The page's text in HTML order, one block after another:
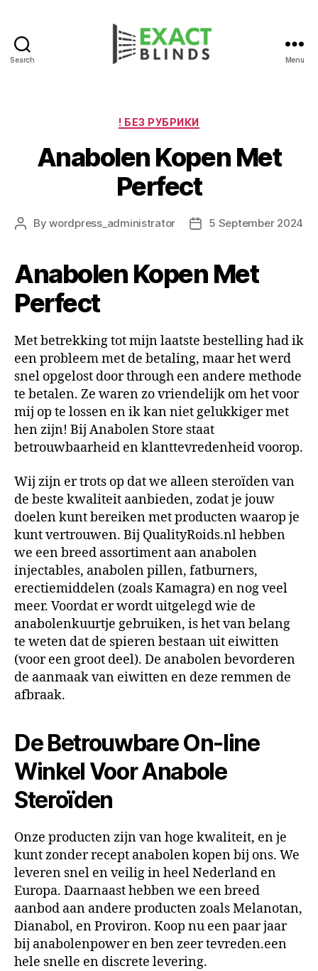
Search Menu
Categories
! БЕЗ РУБРИКИ
Anabolen Kopen Met
Perfect
PostBywordpress_administrator
Post5 September 2024
Anabolen Kopen Met
Perfect
Met betrekking tot mijn laatste bestelling had ik
een probleem met de betaling, maar het werd
snel opgelost door through een andere methode
te betalen. Ze waren zo vriendelijk om het voor
mij op te lossen en ik kan niet gelukkiger met
hen zijn! Bij Anabolen Store staat
betrouwbaarheid en klanttevredenheid voorop.
Wij zijn er trots op dat we alleen steroïden van
de beste kwaliteit aanbieden, zodat je jouw
doelen kunt bereiken met producten waarop je
kunt vertrouwen. Bij QualityRoids.nl hebben
we een breed assortiment aan anabolen
injectables, anabolen pillen, fatburners,
erectiemiddelen (zoals Kamagra) en nog veel
meer. Voordat er wordt uitgelegd wie de
anabolenkuurtje gebruiken, is het van belang
te weten dat de spieren bestaan uit eiwitten
(voor een groot deel). De anabolen bevorderen
de aanmaak van eiwitten en deze remmen de
afbraak.
De Betrouwbare On-line
Winkel Voor Anabole
Steroïden
Onze producten zijn van hoge kwaliteit, en je
kunt zonder recept anabolen kopen bij ons. We
leveren snel en veilig in heel Nederland en
Europa. Daarnaast hebben we een breed
aanbod aan andere producten zoals Melanotan,
Dianabol, en Proviron. Koop nu een paar jaar
bij anabolenpower en ben zeer tevreden.een
hele snelle en discrete levering.